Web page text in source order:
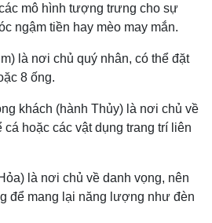
mô hình tượng trưng cho sự
ngậm tiền hay mèo may mắn.
là nơi chủ quý nhân, có thể đặt
8 ống.
khách (hành Thủy) là nơi chủ về
hoặc các vật dụng trang trí liên
là nơi chủ về danh vọng, nên
để mang lại năng lượng như đèn